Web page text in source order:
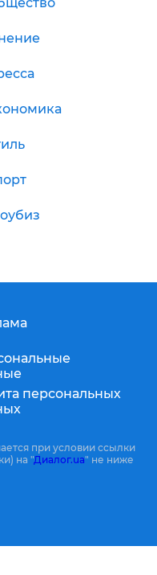
персональных
при условии ссылки
на "Диалог.ua" не ниже